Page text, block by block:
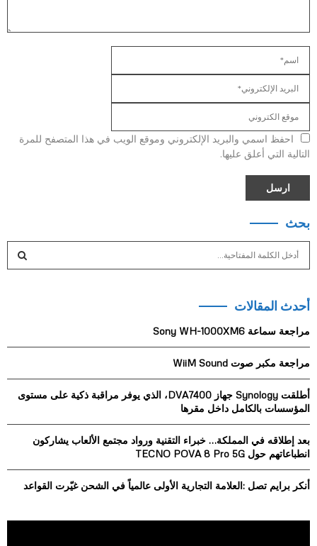
احفظ اسمي والبريد الإلكتروني وموقع الويب في هذا المتصفح للمرة
التالية التي أعلق عليها.
بحث
c
f
r
:
C
H
أحدث المقالات
مراجعة سماعة Sony WH-1000XM6
مراجعة مكبر صوت WiiM Sound
أطلقت Synology جهاز DVA7400، الذي يوفر مراقبة ذكية على مستوى
المؤسسات بالكامل داخل مقرها
بعد إطلاقه في المملكة… خبراء التقنية ورواد مجتمع الألعاب يشاركون
انطباعاتهم حول TECNO POVA 8 Pro 5G
أنكر برايم تصل :العلامة التجارية الأولى عالمياً في الشحن غيّرت القواعد